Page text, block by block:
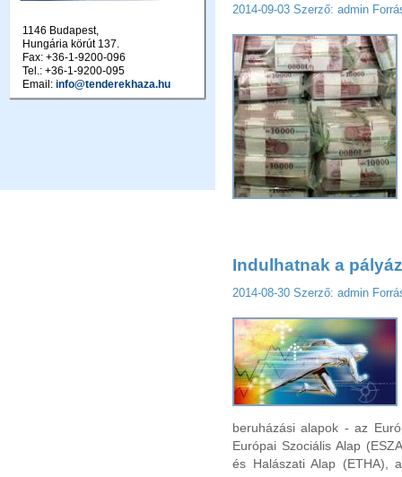
1146 Budapest,
Hungária körút 137.
Fax: +36-1-9200-096
Tel.: +36-1-9200-095
Email: info@tenderekhaza.hu
2014-09-03 Szerző: admin
Indulhatnak a
2014-08-30 Szerző: admin
beruházási alapok - az
Európai Szociális Alap
és Halászati Alap (ETHA),